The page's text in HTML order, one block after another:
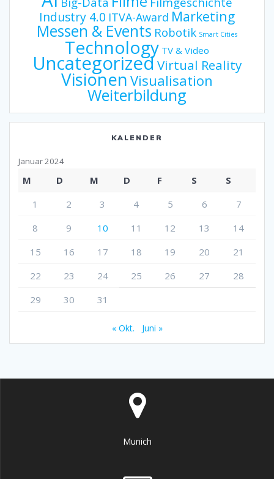
Industry 4.0 ITVA-Award Marketing
Messen & Events Robotik Smart Cities
Technology TV & Video
UncategorizedVirtual Reality
Visionen Visualisation
Weiterbildung
KALENDER
Januar 2024
M D M D F S
S
1
2 3 4 5 6
7
8
9 10 11 12 13
14
15
16 17 18 19 20
21
22
23 24 25 26 27
28
29
30 31
« Okt. Juni »
Munich